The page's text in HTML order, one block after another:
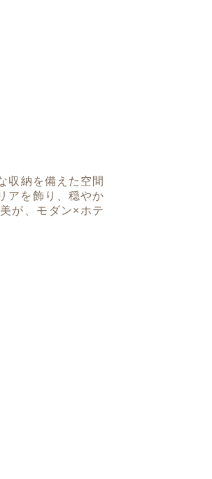
収納を備えた空間
アを飾り、穏やか
が、モダン×ホテ